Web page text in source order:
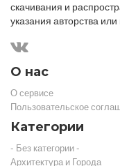
скачивания и
указания авторства
О нас
О сервисе
Пользовательское
Категории
- Без категории -
Архитектура и Города